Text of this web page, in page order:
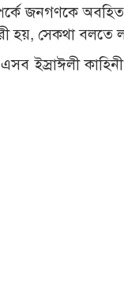
জনগণকে
হয়, সেকথা বলতে
ইস্রাঈলী